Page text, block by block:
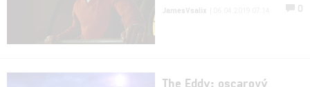
JamesVsalix 0
The Eddy: oscarový